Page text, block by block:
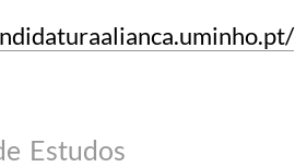
Estudos